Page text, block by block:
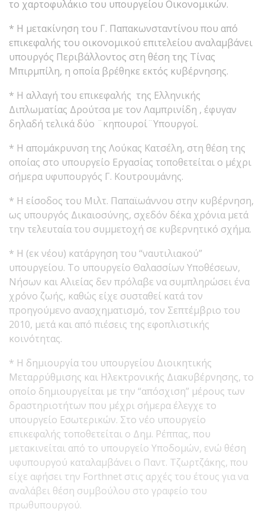
το χαρτοφυλάκιο του υπουργείου Οικονομικών.
* Η μετακίνηση του Γ. Παπακωνσταντίνου που από
επικεφαλής του οικονομικού επιτελείου αναλαμβάνει
υπουργός Περιβάλλοντος στη θέση της Τίνας
Μπιρμπίλη, η οποία βρέθηκε εκτός κυβέρνησης.
* Η αλλαγή του επικεφαλής της Ελληνικής
Διπλωματίας Δρούτσα με τον Λαμπρινίδη , έφυγαν
δηλαδή τελικά δύο ¨κηπουροί¨Υπουργοί.
* Η απομάκρυνση της Λούκας Κατσέλη, στη θέση της
οποίας στο υπουργείο Εργασίας τοποθετείται ο μέχρι
σήμερα υφυπουργός Γ. Κουτρουμάνης.
* Η είσοδος του Μιλτ. Παπαϊωάννου στην κυβέρνηση,
ως υπουργός Δικαιοσύνης, σχεδόν δέκα χρόνια μετά
την τελευταία του συμμετοχή σε κυβερνητικό σχήμα.
* Η (εκ νέου) κατάργηση του “ναυτιλιακού”
υπουργείου. Το υπουργείο Θαλασσίων Υποθέσεων,
Νήσων και Αλιείας δεν πρόλαβε να συμπληρώσει ένα
χρόνο ζωής, καθώς είχε συσταθεί κατά τον
προηγούμενο ανασχηματισμό, τον Σεπτέμβριο του
2010, μετά και από πιέσεις της εφοπλιστικής
κοινότητας.
* Η δημιουργία του υπουργείου Διοικητικής
Μεταρρύθμισης και Ηλεκτρονικής Διακυβέρνησης, το
οποίο δημιουργείται με την “απόσχιση” μέρους των
δραστηριοτήτων που μέχρι σήμερα έλεγχε το
υπουργείο Εσωτερικών. Στο νέο υπουργείο
επικεφαλής τοποθετείται ο Δημ. Ρέππας, που
μετακινείται από το υπουργείο Υποδομών, ενώ θέση
υφυπουργού καταλαμβάνει ο Παντ. Τζωρτζάκης, που
είχε αφήσει την Forthnet στις αρχές του έτους για να
αναλάβει θέση συμβούλου στο γραφείο του
πρωθυπουργού.